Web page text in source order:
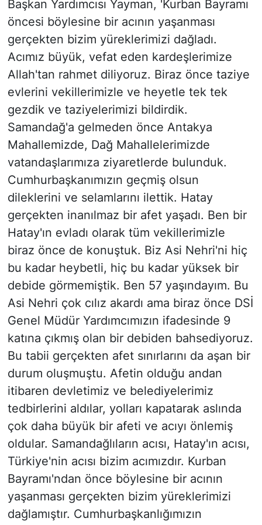
Başkan Yardımcısı Yayman, 'Kurban Bayramı
öncesi böylesine bir acının yaşanması
gerçekten bizim yüreklerimizi dağladı.
Acımız büyük, vefat eden kardeşlerimize
Allah'tan rahmet diliyoruz. Biraz önce taziye
evlerini vekillerimizle ve heyetle tek tek
gezdik ve taziyelerimizi bildirdik.
Samandağ'a gelmeden önce Antakya
Mahallemizde, Dağ Mahallelerimizde
vatandaşlarımıza ziyaretlerde bulunduk.
Cumhurbaşkanımızın geçmiş olsun
dileklerini ve selamlarını ilettik. Hatay
gerçekten inanılmaz bir afet yaşadı. Ben bir
Hatay'ın evladı olarak tüm vekillerimizle
biraz önce de konuştuk. Biz Asi Nehri'ni hiç
bu kadar heybetli, hiç bu kadar yüksek bir
debide görmemiştik. Ben 57 yaşındayım. Bu
Asi Nehri çok cılız akardı ama biraz önce DSİ
Genel Müdür Yardımcımızın ifadesinde 9
katına çıkmış olan bir debiden bahsediyoruz.
Bu tabii gerçekten afet sınırlarını da aşan bir
durum oluşmuştu. Afetin olduğu andan
itibaren devletimiz ve belediyelerimiz
tedbirlerini aldılar, yolları kapatarak aslında
çok daha büyük bir afeti ve acıyı önlemiş
oldular. Samandağlıların acısı, Hatay'ın acısı,
Türkiye'nin acısı bizim acımızdır. Kurban
Bayramı'ndan önce böylesine bir acının
yaşanması gerçekten bizim yüreklerimizi
dağlamıştır. Cumhurbaşkanlığımızın